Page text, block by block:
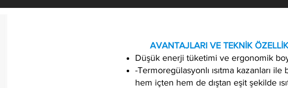
AVANTAJLARI VE TEKNİK
Düşük enerji tüketimi ve ergonomik
-Termoregülasyonlı ısıtma kazanları ile
hem içten hem de dıştan eşit şekilde